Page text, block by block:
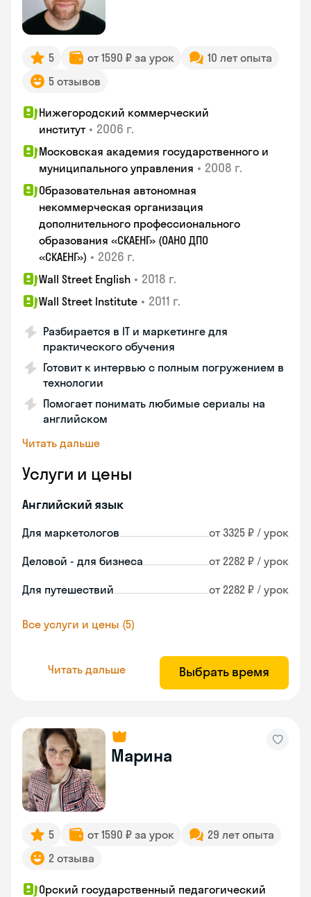
5 от 1590 ₽ за урок
10 лет опыта
5 отзывов
Нижегородский коммерческий
институт • 2006 г.
Московская академия государственного и
муниципального управления • 2008 г.
Образовательная автономная
некоммерческая организация
дополнительного профессионального
образования «СКАЕНГ» (ОАНО ДПО
«СКАЕНГ») • 2026 г.
Wall Street English • 2018 г.
Wall Street Institute • 2011 г.
Разбирается в IT и маркетинге для
практического обучения
Готовит к интервью с полным погружением в
технологии
Помогает понимать любимые сериалы на
английском
Читать дальше
Услуги и цены
Английский язык
Для маркетологов от 3325 ₽ / урок
Деловой - для бизнеса от 2282 ₽ / урок
Для путешествий от 2282 ₽ / урок
Все услуги и цены (5)
Читать дальше Выбрать время
Марина
5 от 1590 ₽ за урок
29 лет опыта
2 отзыва
Орский государственный педагогический